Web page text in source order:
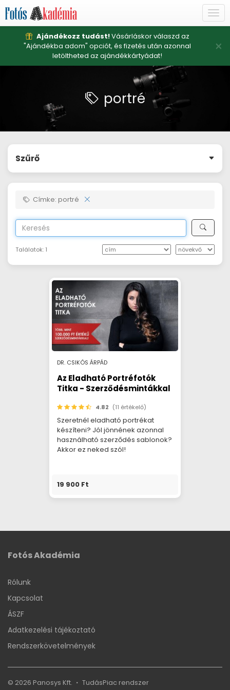
Ajándékozz tudást!Vásárláskor válaszd az
"Ajándékba adom" opciót, és fizetés után azonnal
letöltheted az ajándékkártyádat!
×
portré
Szűrő
Címke: portré
Találatok: 1
DR. CSIKÓS ÁRPÁD
Az Eladható Portréfotók
Titka - Szerződésmintákkal
4.82 (11 értékelő)
Szeretnél eladható portrékat
készíteni? Jól jönnének azonnal
használható szerződés sablonok?
Akkor ez neked szól!
19 900 Ft
Fotós Akadémia
Rólunk
Kapcsolat
ÁSZF
Adatkezelési tájékoztató
Rendszerkövetelmények
© 2026 Panosys Kft. TudásPiac rendszer